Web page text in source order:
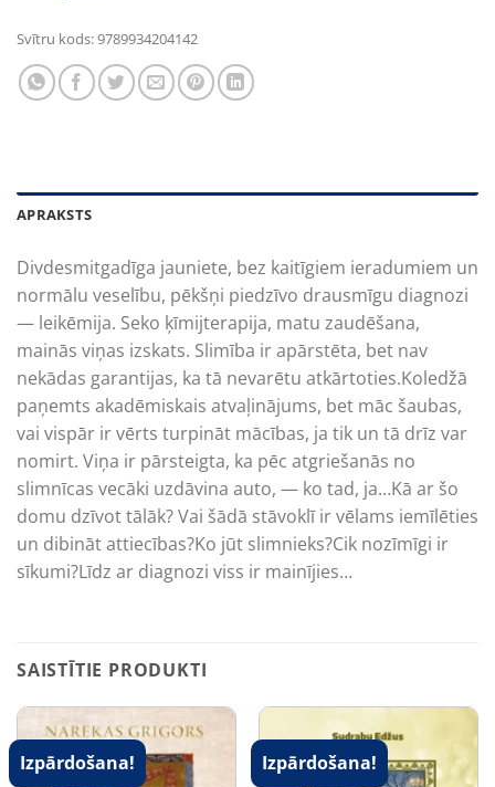
Svītru kods:9789934204142
APRAKSTS
Divdesmitgadīga jauniete, bez kaitīgiem ieradumiem un
normālu veselību, pēkšņi piedzīvo drausmīgu diagnozi
— leikēmija. Seko ķīmijterapija, matu zaudēšana,
mainās viņas izskats. Slimība ir apārstēta, bet nav
nekādas garantijas, ka tā nevarētu atkārtoties.Koledžā
paņemts akadēmiskais atvaļinājums, bet māc šaubas,
vai vispār ir vērts turpināt mācības, ja tik un tā drīz var
nomirt. Viņa ir pārsteigta, ka pēc atgriešanās no
slimnīcas vecāki uzdāvina auto, — ko tad, ja…Kā ar šo
domu dzīvot tālāk? Vai šādā stāvoklī ir vēlams iemīlēties
un dibināt attiecības?Ko jūt slimnieks?Cik nozīmīgi ir
sīkumi?Līdz ar diagnozi viss ir mainījies…
SAISTĪTIE PRODUKTI
Izpārdošana! Izpārdošana!